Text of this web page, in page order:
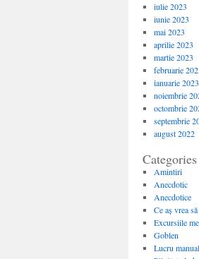
iulie 2023
iunie 2023
mai 2023
aprilie 2023
martie 2023
februarie
ianuarie 2023
noiembrie
octombrie
septembrie
august 2022
Categories
Amintiri
Anecdotic
Anecdotice
Ce aș vrea
Excursiile
Goblen
Lucru manual